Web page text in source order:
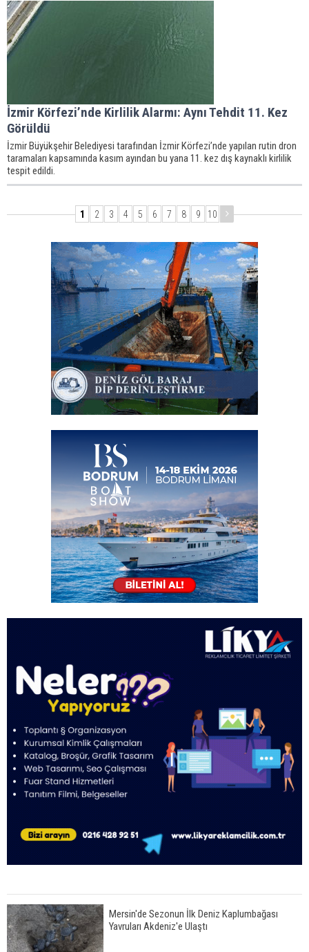
İzmir Körfezi’nde Kirlilik Alarmı: Aynı Tehdit 11. Kez
Görüldü
İzmir Büyükşehir Belediyesi tarafından İzmir Körfezi’nde yapılan rutin dron
taramaları kapsamında kasım ayından bu yana 11. kez dış kaynaklı kirlilik
tespit edildi.
1 2 3 4 5 6 7 8 9 10
Mersin'de Sezonun İlk Deniz Kaplumbağası
Yavruları Akdeniz'e Ulaştı